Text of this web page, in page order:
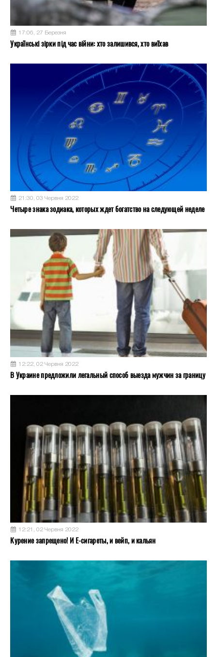
17:06, 27 Березня
Українські зірки під час війни: хто залишився, хто виїхав
21:30, 03 Червня 2022
Четыре знака зодиака, которых ждет богатство на следующей неделе
12:22, 02 Червня 2022
В Украине предложили легальный способ выезда мужчин за границу
12:21, 02 Червня 2022
Курение запрещено! И Е-сигареты, и вейп, и кальян